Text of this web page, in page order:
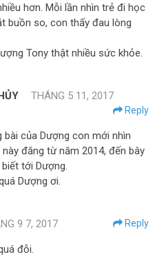
hơn. Mỗi lần nhìn trẻ đi học
buồn so, con thấy đau lòng
Tony thật nhiều sức khỏe.
THÁNG 5 11, 2017
Reply
bài của Dượng con mới nhìn
đăng từ năm 2014, đến bây
tới Dượng.
Dượng ơi.
9 7, 2017 Reply
đỗi.